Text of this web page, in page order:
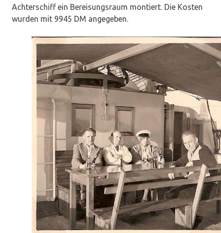
Achterschiff ein Bereisungsraum montiert. Die Kosten
wurden mit 9945 DM angegeben.